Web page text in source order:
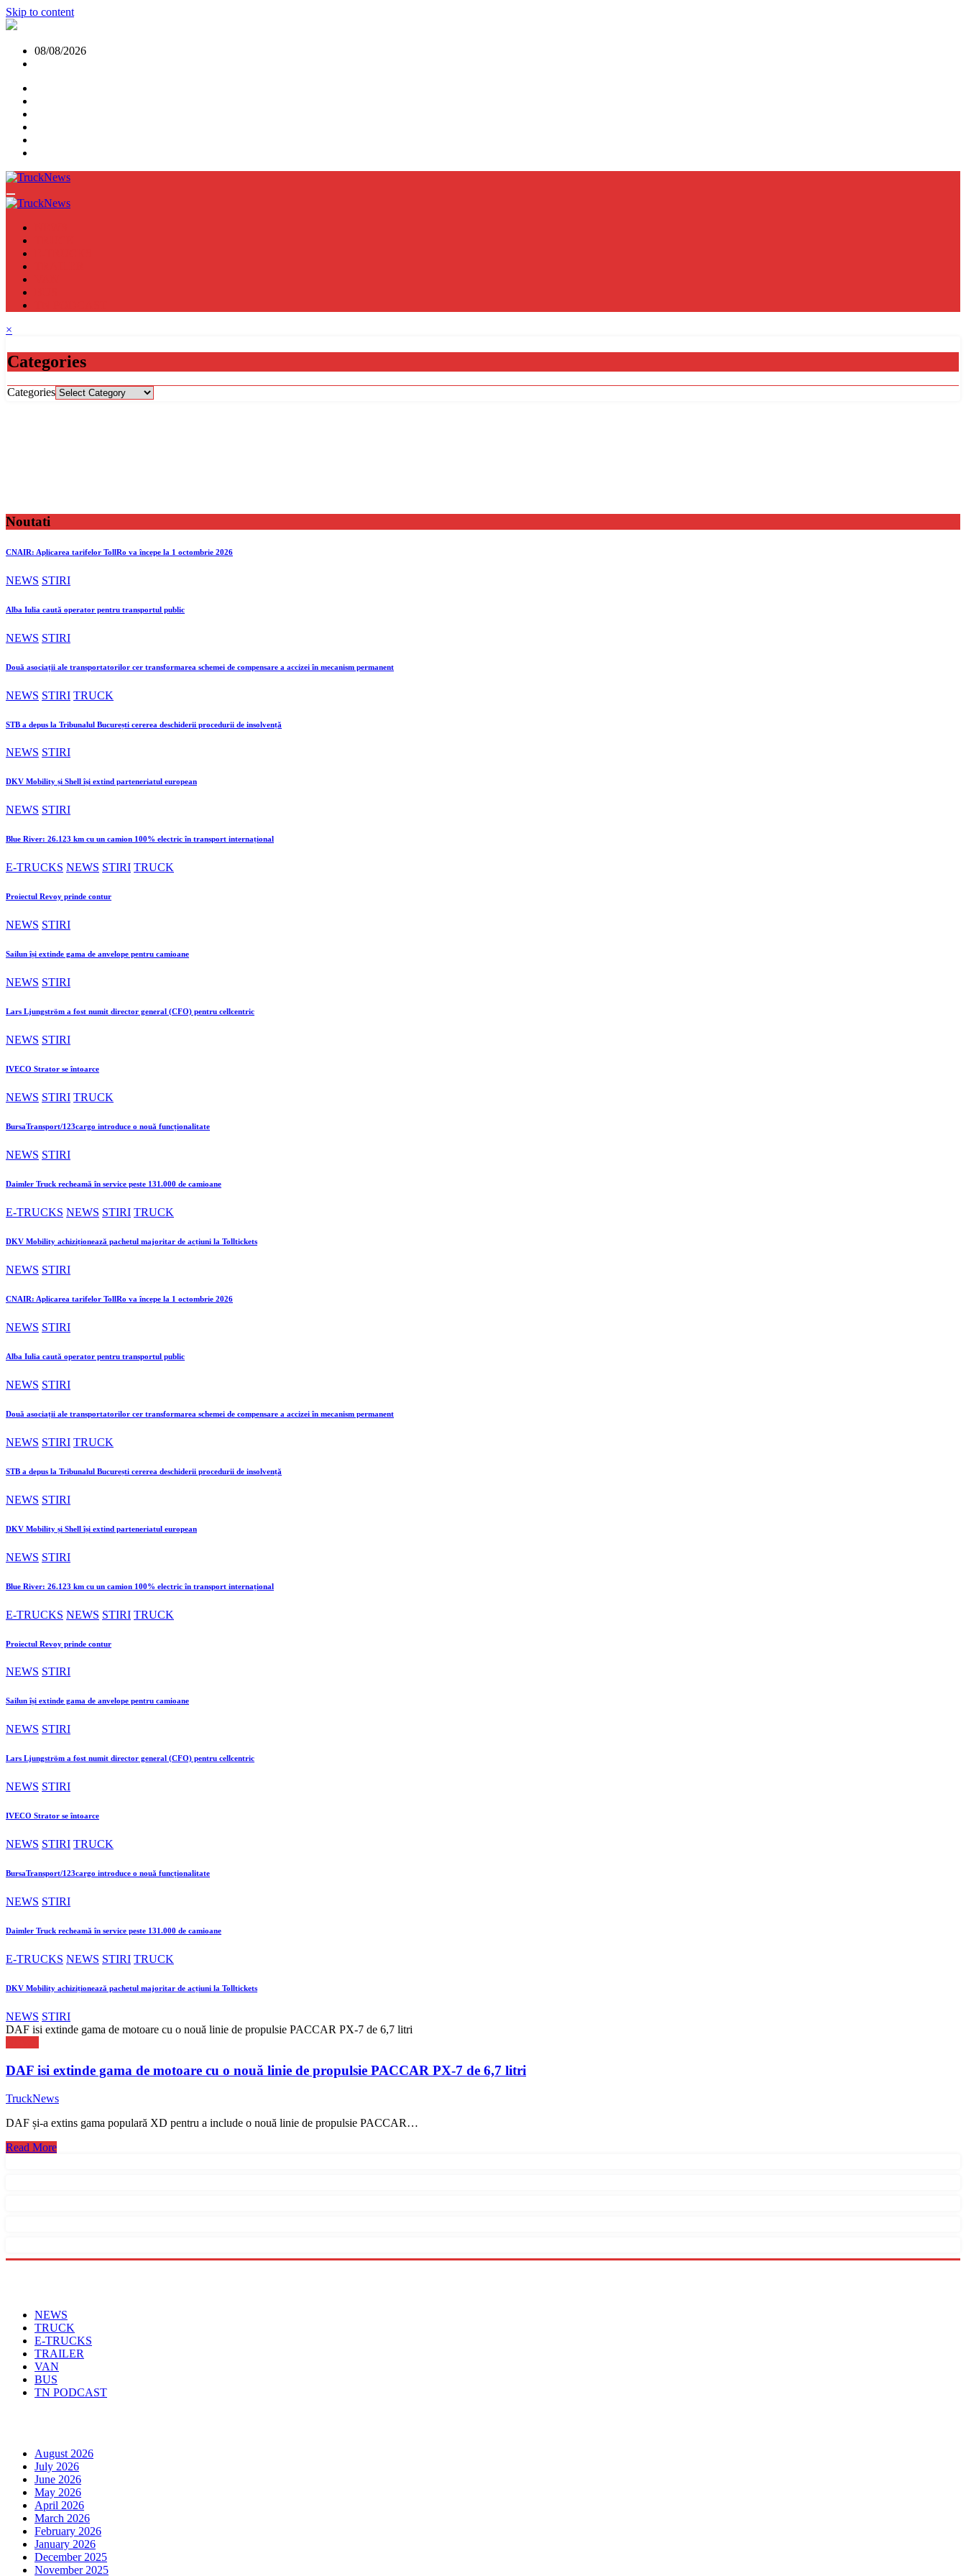
Skip to content
08/08/2026
×
Categories
Categories
Noutati
CNAIR: Aplicarea tarifelor TollRo va începe la 1 octombrie 2026
NEWS STIRI
Alba Iulia caută operator pentru transportul public
NEWS STIRI
Două asociații ale transportatorilor cer transformarea schemei de compensare a accizei în mecanism permanent
NEWS STIRI TRUCK
STB a depus la Tribunalul București cererea deschiderii procedurii de insolvență
NEWS STIRI
DKV Mobility și Shell își extind parteneriatul european
NEWS STIRI
Blue River: 26.123 km cu un camion 100% electric în transport internațional
E-TRUCKS NEWS STIRI TRUCK
Proiectul Revoy prinde contur
NEWS STIRI
Sailun își extinde gama de anvelope pentru camioane
NEWS STIRI
Lars Ljungström a fost numit director general (CFO) pentru cellcentric
NEWS STIRI
IVECO Strator se întoarce
NEWS STIRI TRUCK
BursaTransport/123cargo introduce o nouă funcționalitate
NEWS STIRI
Daimler Truck recheamă în service peste 131.000 de camioane
E-TRUCKS NEWS STIRI TRUCK
DKV Mobility achiziționează pachetul majoritar de acțiuni la Tolltickets
NEWS STIRI
CNAIR: Aplicarea tarifelor TollRo va începe la 1 octombrie 2026
NEWS STIRI
Alba Iulia caută operator pentru transportul public
NEWS STIRI
Două asociații ale transportatorilor cer transformarea schemei de compensare a accizei în mecanism permanent
NEWS STIRI TRUCK
STB a depus la Tribunalul București cererea deschiderii procedurii de insolvență
NEWS STIRI
DKV Mobility și Shell își extind parteneriatul european
NEWS STIRI
Blue River: 26.123 km cu un camion 100% electric în transport internațional
E-TRUCKS NEWS STIRI TRUCK
Proiectul Revoy prinde contur
NEWS STIRI
Sailun își extinde gama de anvelope pentru camioane
NEWS STIRI
Lars Ljungström a fost numit director general (CFO) pentru cellcentric
NEWS STIRI
IVECO Strator se întoarce
NEWS STIRI TRUCK
BursaTransport/123cargo introduce o nouă funcționalitate
NEWS STIRI
Daimler Truck recheamă în service peste 131.000 de camioane
E-TRUCKS NEWS STIRI TRUCK
DKV Mobility achiziționează pachetul majoritar de acțiuni la Tolltickets
NEWS STIRI
DAF isi extinde gama de motoare cu o nouă linie de propulsie PACCAR PX-7 de 6,7 litri
DAF isi extinde gama de motoare cu o nouă linie de propulsie PACCAR PX-7 de 6,7 litri
TruckNews
DAF și-a extins gama populară XD pentru a include o nouă linie de propulsie PACCAR…
Read More
NEWS
TRUCK
E-TRUCKS
TRAILER
VAN
BUS
TN PODCAST
August 2026
July 2026
June 2026
May 2026
April 2026
March 2026
February 2026
January 2026
December 2025
November 2025